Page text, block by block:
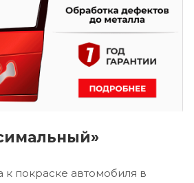
к покраске автомобиля в